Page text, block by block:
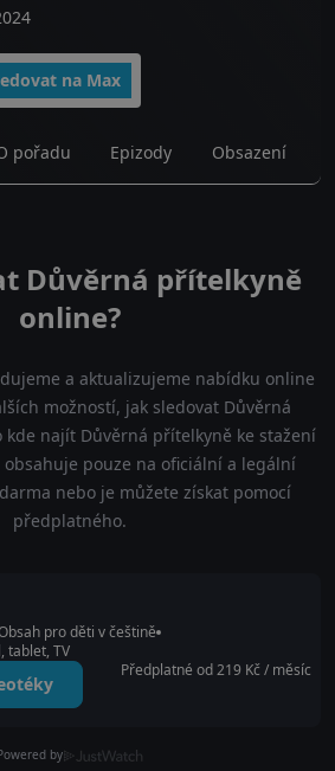
na Max
pořadu Epizody Obsazení
Důvěrná přítelkyně
online?
a aktualizujeme nabídku online
možností, jak sledovat Důvěrná
najít Důvěrná přítelkyně ke stažení
obsahuje pouze na oficiální a legální
nebo je můžete získat pomocí
předplatného.
pro děti v češtině
tablet, TV
Předplatné od 219 Kč / měsíc
by